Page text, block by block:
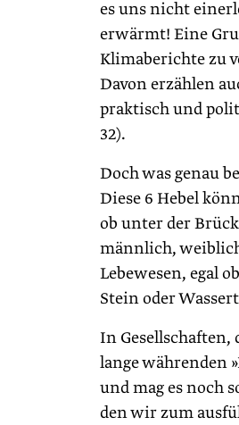
es uns nicht
erwärmt! Eine
Klimaberichte zu
Davon erzählen
praktisch und
32).
Doch was genau
Diese 6 Hebel
ob unter der
männlich,
Lebewesen, egal
Stein oder
In Gesellschaften,
lange währenden
und mag es noch
den wir zum